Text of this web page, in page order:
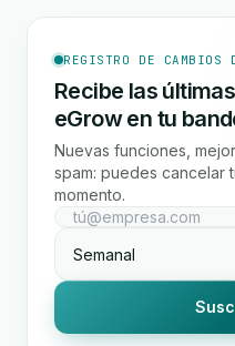
REGISTRO DE CAMBIOS
Recibe las
eGrow en tu
Nuevas funciones,
spam: puedes cancelar
momento.